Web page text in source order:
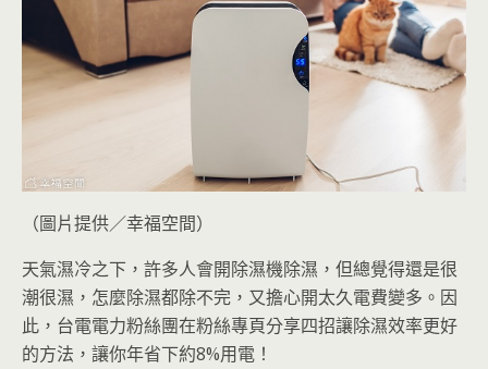
（圖片提供／幸福空間）
天氣濕冷之下，許多人會開除濕機除濕，但總覺得還是很
潮很濕，怎麼除濕都除不完，又擔心開太久電費變多。因
此，台電電力粉絲團在粉絲專頁分享四招讓除濕效率更好
的方法，讓你年省下約8%用電！